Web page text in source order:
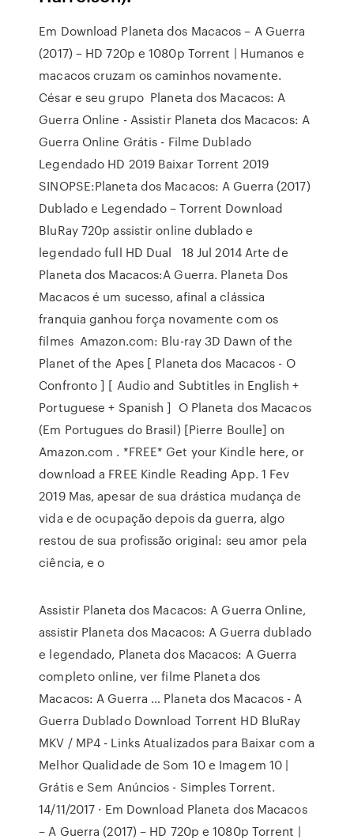
Em Download Planeta dos Macacos – A Guerra
(2017) – HD 720p e 1080p Torrent | Humanos e
macacos cruzam os caminhos novamente.
César e seu grupo Planeta dos Macacos: A
Guerra Online - Assistir Planeta dos Macacos: A
Guerra Online Grátis - Filme Dublado
Legendado HD 2019 Baixar Torrent 2019
SINOPSE:Planeta dos Macacos: A Guerra (2017)
Dublado e Legendado – Torrent Download
BluRay 720p assistir online dublado e
legendado full HD Dual 18 Jul 2014 Arte de
Planeta dos Macacos:A Guerra. Planeta Dos
Macacos é um sucesso, afinal a clássica
franquia ganhou força novamente com os
filmes Amazon.com: Blu-ray 3D Dawn of the
Planet of the Apes [ Planeta dos Macacos - O
Confronto ] [ Audio and Subtitles in English +
Portuguese + Spanish ] O Planeta dos Macacos
(Em Portugues do Brasil) [Pierre Boulle] on
Amazon.com . *FREE* Get your Kindle here, or
download a FREE Kindle Reading App. 1 Fev
2019 Mas, apesar de sua drástica mudança de
vida e de ocupação depois da guerra, algo
restou de sua profissão original: seu amor pela
ciência, e o
Assistir Planeta dos Macacos: A Guerra Online,
assistir Planeta dos Macacos: A Guerra dublado
e legendado, Planeta dos Macacos: A Guerra
completo online, ver filme Planeta dos
Macacos: A Guerra … Planeta dos Macacos - A
Guerra Dublado Download Torrent HD BluRay
MKV / MP4 - Links Atualizados para Baixar com a
Melhor Qualidade de Som 10 e Imagem 10 |
Grátis e Sem Anúncios - Simples Torrent.
14/11/2017 · Em Download Planeta dos Macacos
– A Guerra (2017) – HD 720p e 1080p Torrent |